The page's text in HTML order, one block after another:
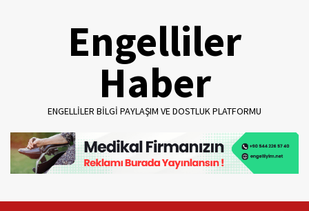
Engelliler
Haber
ENGELLILER BILGI PAYLAŞIM VE DOSTLUK PLATFORMU